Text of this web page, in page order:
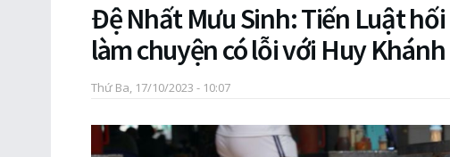
Đệ Nhất Mưu Sinh: Tiến Luật
làm chuyện có lỗi với Huy Khánh
Thứ Ba, 17/10/2023 - 10:07